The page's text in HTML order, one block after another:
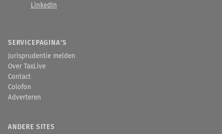
LinkedIn
SERVICEPAGINA'S
Jurisprudentie melden
Over TaxLive
Contact
Colofon
Adverteren
ANDERE SITES